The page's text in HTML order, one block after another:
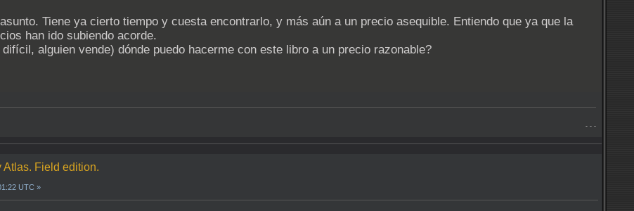
Tiene ya cierto tiempo y cuesta encontrarlo, y más aún a un precio asequible. Entiendo que ya que la
han ido subiendo acorde.
alguien vende) dónde puedo hacerme con este libro a un precio razonable?
- - -
Atlas. Field edition.
UTC »